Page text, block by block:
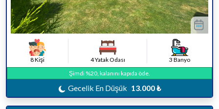
8 Kişi 4 Yatak Odası
3 Banyo
Şimdi %20, kalanını kapıda öde.
Gecelik En Düşük 13.000 ₺